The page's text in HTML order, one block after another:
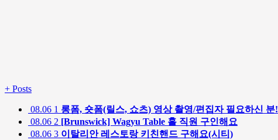
+ Posts
08.06 1 롱폼, 숏폼(릴스, 쇼츠) 영상 촬영/편집자 필요하신 분!
08.06 2 [Brunswick] Wagyu Table 홀 직원 구인해요
08.06 3 이탈리안 레스토랑 키친핸드 구해요(시티)